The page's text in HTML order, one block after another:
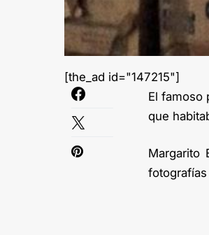
[the_ad id="147215"]
El famoso
que
Margarito